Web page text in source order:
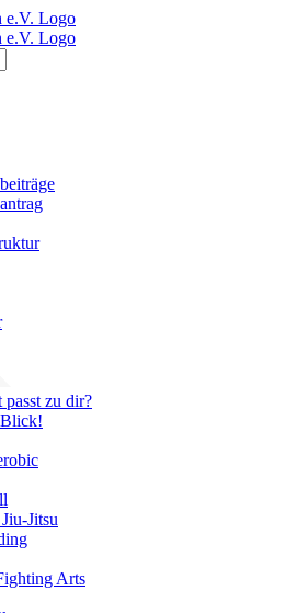
passt zu dir?
Jitsu
Arts